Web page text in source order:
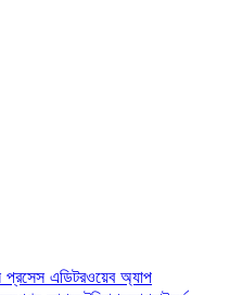
প্রসেস এডিটরওয়েব অ্যাপ